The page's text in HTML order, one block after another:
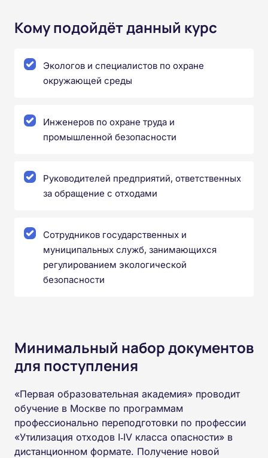
Кому подойдёт данный курс
Экологов и специалистов по охране
окружающей среды
Инженеров по охране труда и
промышленной безопасности
Руководителей предприятий, ответственных
за обращение с отходами
Сотрудников государственных и
муниципальных служб, занимающихся
регулированием экологической
безопасности
Минимальный набор документов
для поступления
«Первая образовательная академия» проводит
обучение в Москве по программам
профессионально переподготовки по профессии
«Утилизация отходов I‑IV класса опасности» в
дистанционном формате. Получение новой